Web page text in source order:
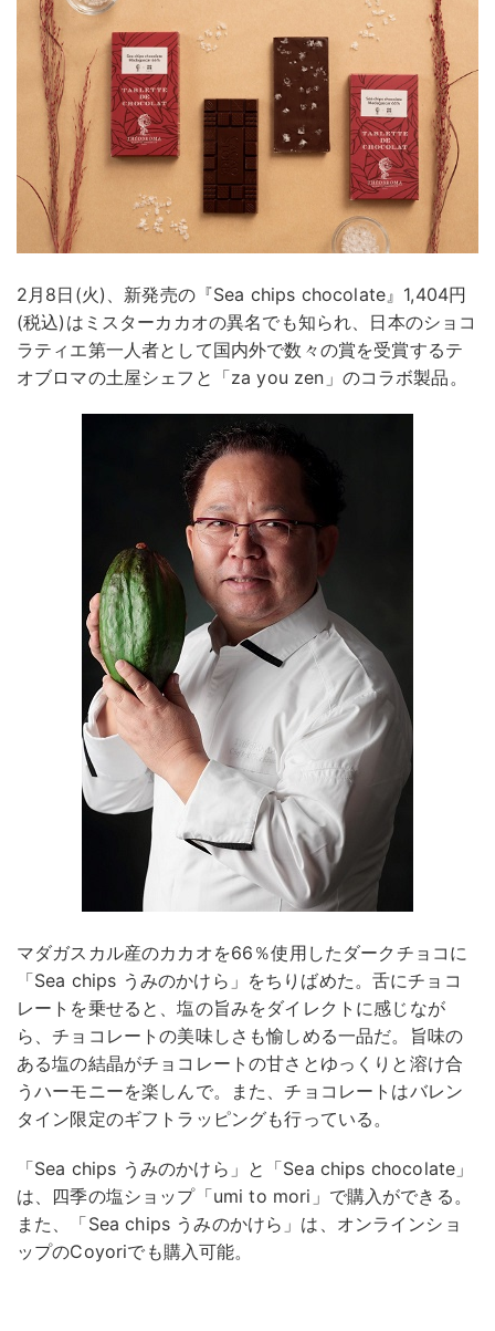
2月8日(火)、新発売の『Sea chips chocolate』1,404円
(税込)はミスターカカオの異名でも知られ、日本のショコ
ラティエ第一人者として国内外で数々の賞を受賞するテ
オブロマの土屋シェフと「za you zen」のコラボ製品。
マダガスカル産のカカオを66％使用したダークチョコに
「Sea chips うみのかけら」をちりばめた。舌にチョコ
レートを乗せると、塩の旨みをダイレクトに感じなが
ら、チョコレートの美味しさも愉しめる一品だ。旨味の
ある塩の結晶がチョコレートの甘さとゆっくりと溶け合
うハーモニーを楽しんで。また、チョコレートはバレン
タイン限定のギフトラッピングも行っている。
「Sea chips うみのかけら」と「Sea chips chocolate」
は、四季の塩ショップ「umi to mori」で購入ができる。
また、「Sea chips うみのかけら」は、オンラインショ
ップのCoyoriでも購入可能。